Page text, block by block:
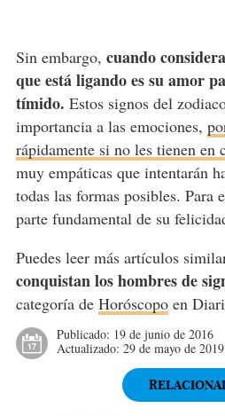
Sin embargo, cuando
que está ligando es su amor
tímido. Estos signos del
importancia a las emociones,
rápidamente si no les tienen en
muy empáticas que intentarán
todas las formas posibles. Para
parte fundamental de su
Puedes leer más artículos
conquistan los hombres de
categoría de Horóscopoen
Publicado: 19 de junio de 2016
Actualizado: 29 de mayo de 2019